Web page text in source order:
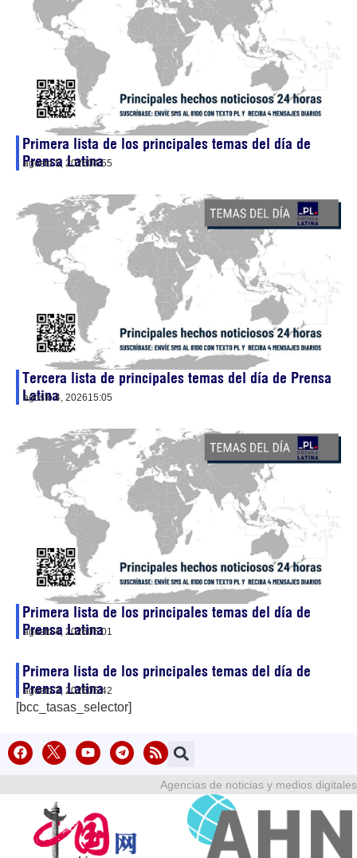
Primera lista de los principales temas del día de
Prensa Latina
agosto 5, 202604:55
Tercera lista de principales temas del día de Prensa
Latina
agosto 4, 202615:05
Primera lista de los principales temas del día de
Prensa Latina
agosto 4, 202605:01
Primera lista de los principales temas del día de
Prensa Latina
agosto 3, 202605:42
[bcc_tasas_selector]
Agencias de noticias y medios digitales